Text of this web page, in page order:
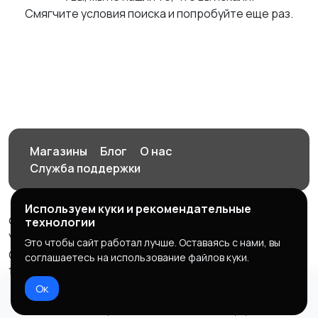
Смягчите условия поиска и попробуйте еще раз.
Магазины Блог
О нас
Служба поддержки
© 2026 Орен-АЙ - Авто | Недвижимость | Работа |
Услуги
Создал Карусов Е.С ООО "ЦПК" ИНН 5609203278 ОГРН
1235600008841
Правила сервиса
Используем куки и рекомендательные
технологии
Это чтобы сайт работал лучше. Оставаясь с нами, вы
соглашаетесь на использование файлов куки.
Ок